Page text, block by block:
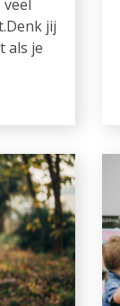
jij
als je